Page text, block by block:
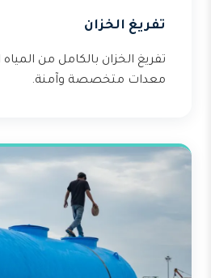
تفريغ الخزان
تفريغ الخزان بالكامل من
معدات متخصصة وآمنة.